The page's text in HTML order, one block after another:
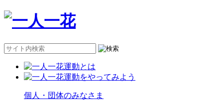
個人・団体のみなさま